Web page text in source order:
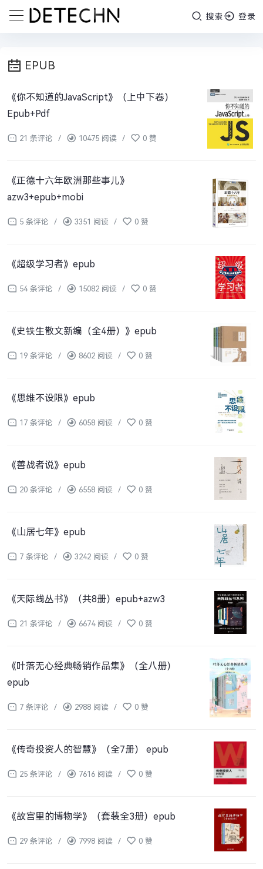
搜索 登录
EPUB
《你不知道的JavaScript》（上中下卷）
Epub+Pdf
21 条评论 / 10475 阅读 / 0 赞
《正德十六年欧洲那些事儿》
azw3+epub+mobi
5 条评论 / 3351 阅读 / 0 赞
《超级学习者》epub
54 条评论 / 15082 阅读 / 0 赞
《史铁生散文新编（全4册）》epub
19 条评论 / 8602 阅读 / 0 赞
《思维不设限》epub
17 条评论 / 6058 阅读 / 0 赞
《善战者说》epub
20 条评论 / 6558 阅读 / 0 赞
《山居七年》epub
7 条评论 / 3242 阅读 / 0 赞
《天际线丛书》（共8册）epub+azw3
21 条评论 / 6674 阅读 / 0 赞
《叶落无心经典畅销作品集》（全八册）
epub
7 条评论 / 2988 阅读 / 0 赞
《传奇投资人的智慧》（全7册） epub
25 条评论 / 7616 阅读 / 0 赞
《故宫里的博物学》（套装全3册）epub
29 条评论 / 7998 阅读 / 0 赞